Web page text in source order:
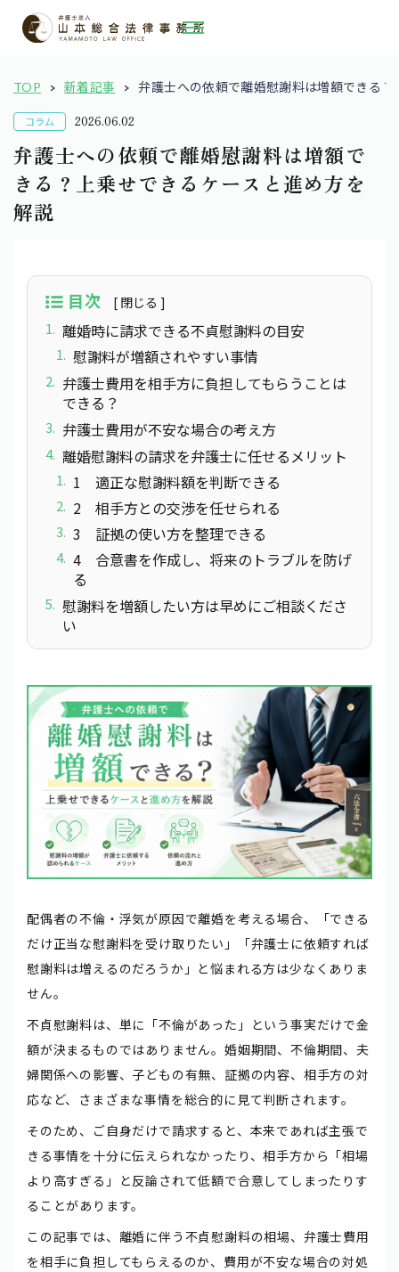
TOP 新着記事 弁護士への依頼で離婚慰謝料は増額できる
コラム 2026.06.02
弁護士への依頼で離婚慰謝料は増額で
きる？上乗せできるケースと進め方を
解説
目次
離婚時に請求できる不貞慰謝料の目安
慰謝料が増額されやすい事情
弁護士費用を相手方に負担してもらうことは
できる？
弁護士費用が不安な場合の考え方
離婚慰謝料の請求を弁護士に任せるメリット
1 適正な慰謝料額を判断できる
2 相手方との交渉を任せられる
3 証拠の使い方を整理できる
4 合意書を作成し、将来のトラブルを防げ
る
慰謝料を増額したい方は早めにご相談くださ
い
配偶者の不倫・浮気が原因で離婚を考える場合、「できる
だけ正当な慰謝料を受け取りたい」「弁護士に依頼すれば
慰謝料は増えるのだろうか」と悩まれる方は少なくありま
せん。
不貞慰謝料は、単に「不倫があった」という事実だけで金
額が決まるものではありません。婚姻期間、不倫期間、夫
婦関係への影響、子どもの有無、証拠の内容、相手方の対
応など、さまざまな事情を総合的に見て判断されます。
そのため、ご自身だけで請求すると、本来であれば主張で
きる事情を十分に伝えられなかったり、相手方から「相場
より高すぎる」と反論されて低額で合意してしまったりす
ることがあります。
この記事では、離婚に伴う不貞慰謝料の相場、弁護士費用
を相手に負担してもらえるのか、費用が不安な場合の対処